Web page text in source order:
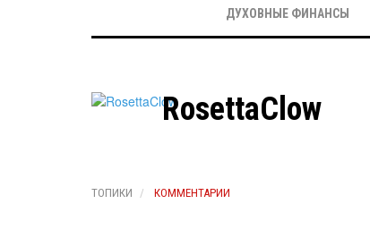
ДУХОВНЫЕ ФИНАНСЫ
RosettaClow
ТОПИКИ КОММЕНТАРИИ